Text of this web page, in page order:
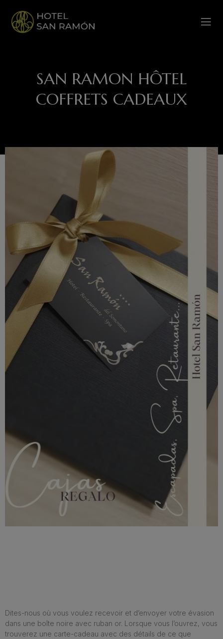
SAN RAMON HÔTEL
COFFRETS CADEAUX
Dites-nous où vous voulez recevoir et d’envoyer votre évasion
dans une boîte noire avec ruban or. Lorsque vous l’ouvrez, vous
trouverez une carte-cadeau avec des détails de ce que